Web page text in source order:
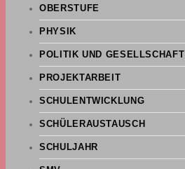
OBERSTUFE
PHYSIK
POLITIK UND GESELLSCHAFT
PROJEKTARBEIT
SCHULENTWICKLUNG
SCHÜLERAUSTAUSCH
SCHULJAHR